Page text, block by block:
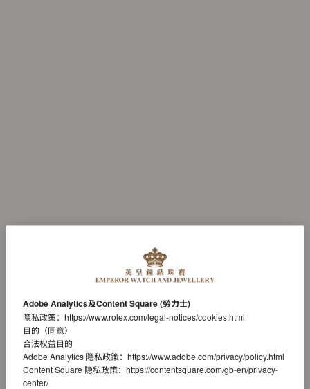
Adobe Analytics及Content Square (勞力士)
隐私政策： https://www.rolex.com/legal-notices/cookies.html
目的（同意）
合法权益目的
Adobe Analytics 隐私政策： https://www.adobe.com/privacy/policy.html
Content Square 隐私政策： https://contentsquare.com/gb-en/privacy-
center/